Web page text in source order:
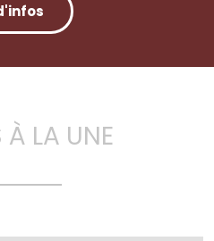
LA UNE